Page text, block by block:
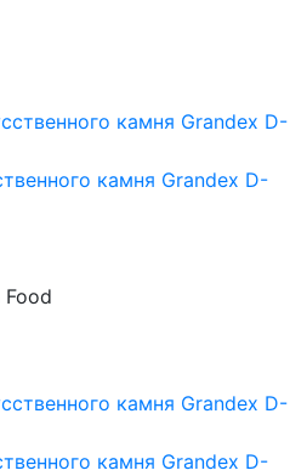
камня Grandex D-
Food
камня Grandex D-